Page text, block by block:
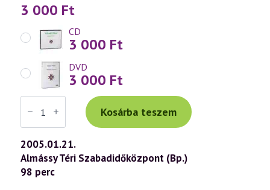
3 000 Ft
CD
3 000 Ft
DVD
3 000 Ft
Váradi
Tibor
előadás
(367)
—
„Isten,
áldd
meg
a
Kosárba teszem
2005.01.21.
Almássy Téri Szabadidőközpont (Bp.)
98 perc